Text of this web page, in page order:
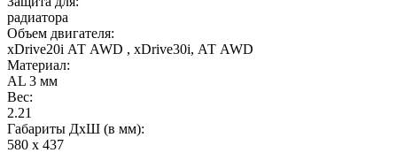
радиатора
Объем двигателя:
xDrive20i АТ AWD , xDrive30i, АТ AWD
Материал:
AL 3 мм
Вес:
2.21
Габариты ДхШ (в мм):
580 х 437